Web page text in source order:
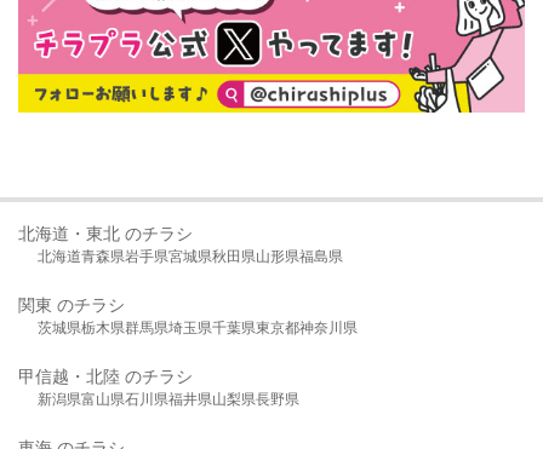
北海道・東北 のチラシ
北海道青森県岩手県宮城県秋田県山形県福島県
関東 のチラシ
茨城県栃木県群馬県埼玉県千葉県東京都神奈川県
甲信越・北陸 のチラシ
新潟県富山県石川県福井県山梨県長野県